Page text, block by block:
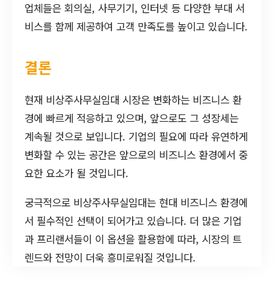
업체들은 회의실, 사무기기, 인터넷 등 다양한 부대 서
비스를 함께 제공하여 고객 만족도를 높이고 있습니다.
결론
현재 비상주사무실임대 시장은 변화하는 비즈니스 환
경에 빠르게 적응하고 있으며, 앞으로도 그 성장세는
계속될 것으로 보입니다. 기업의 필요에 따라 유연하게
변화할 수 있는 공간은 앞으로의 비즈니스 환경에서 중
요한 요소가 될 것입니다.
궁극적으로 비상주사무실임대는 현대 비즈니스 환경에
서 필수적인 선택이 되어가고 있습니다. 더 많은 기업
과 프리랜서들이 이 옵션을 활용함에 따라, 시장의 트
렌드와 전망이 더욱 흥미로워질 것입니다.